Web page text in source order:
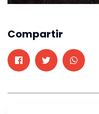
Compartir